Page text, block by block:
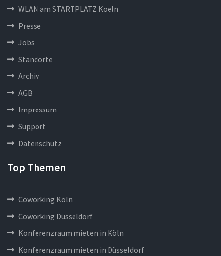
WLAN am STARTPLATZ Koeln
Presse
Jobs
Standorte
Archiv
AGB
Impressum
Support
Datenschutz
Top Themen
Coworking Köln
Coworking Düsseldorf
Konferenzraum mieten in Köln
Konferenzraum mieten in Düsseldorf